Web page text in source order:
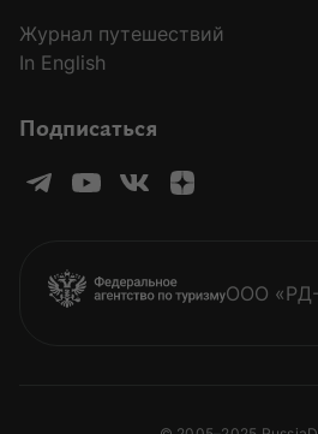
Журнал путешествий
In English
Подписаться
ООО «РД-